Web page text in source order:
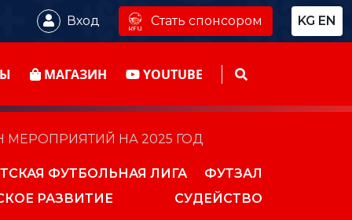
Вход Стать спонсором KG EN
МАГАЗИН YOUTUBE
НА 2025 ГОД
ФУТБОЛЬНАЯ ЛИГА
ФУТЗАЛ
РАЗВИТИЕ
СУДЕЙСТВО